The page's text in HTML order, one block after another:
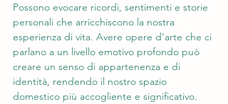
Possono evocare ricordi, sentimenti e storie
personali che arricchiscono la nostra
esperienza di vita. Avere opere d’arte che ci
parlano a un livello emotivo profondo può
creare un senso di appartenenza e di
identità, rendendo il nostro spazio
domestico più accogliente e significativo.